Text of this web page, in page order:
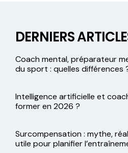
DERNIERS
Coach mental, préparateur
du sport : quelles différences
Intelligence artificielle et
former en 2026 ?
Surcompensation : mythe,
utile pour planifier